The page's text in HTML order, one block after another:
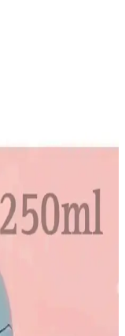
Kapşonlu çocuk
özellikleri detaylı
karşılaştırma
ve Konforlu
ortamları
tasarımlarıyla